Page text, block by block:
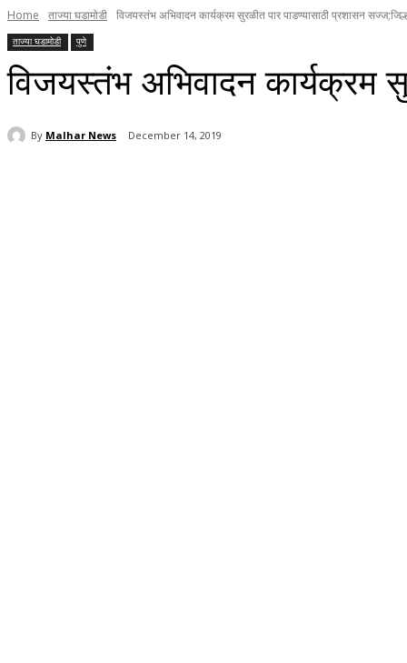
Home ताज्या घडामोडी विजयस्‍तंभ अभिवादन कार्यक्रम सुरळीत पार पाडण्‍यासाठी प्रशासन
ताज्या घडामोडी पुणे
विजयस्‍तंभ अभिवादन कार्यक्रम
By Malhar News December 14, 2019